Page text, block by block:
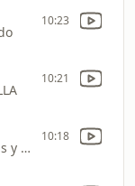
10:23
10:21
Now On Air: Alfredo de Angelis y su orquesta tipica;Juan Carlos Godoy
10:18